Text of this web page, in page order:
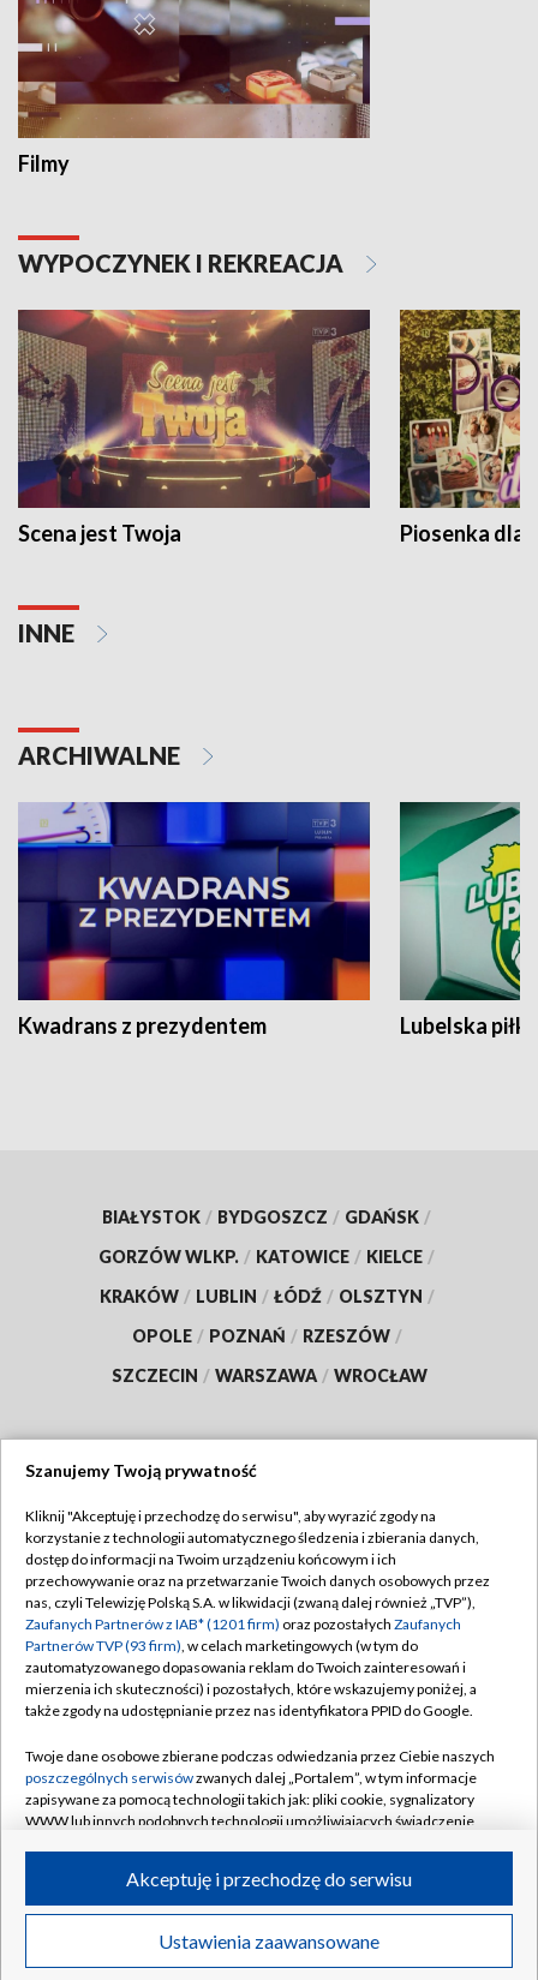
Filmy
WYPOCZYNEK I REKREACJA
Scena jest Twoja Piosenka dla
INNE
ARCHIWALNE
Kwadrans z prezydentem Lubelska piłka
BIAŁYSTOK / BYDGOSZCZ / GDAŃSK /
GORZÓW WLKP. / KATOWICE / KIELCE /
KRAKÓW / LUBLIN / ŁÓDŹ / OLSZTYN /
OPOLE / POZNAŃ / RZESZÓW /
SZCZECIN / WARSZAWA / WROCŁAW
TVP
Abonament TVP
Emisja w TVP
Centrum informacji TVP
Naziemna Telewizja Cyfrowa
Rada Programowa
System NOS
Informacje o nadawcy
Program dla prasy
Ogłoszenie przetargowe
Regulamin TVP
Polityka prywatności
Moje zgody
Pomoc
Kontakt
Kanały
©2026 Telewizja Polska S.A. w likwidacji
Szanujemy Twoją prywatność
Kliknij "Akceptuję i przechodzę do serwisu", aby wyrazić zgody na
korzystanie z technologii automatycznego śledzenia i zbierania danych,
dostęp do informacji na Twoim urządzeniu końcowym i ich
przechowywanie oraz na przetwarzanie Twoich danych osobowych przez
nas, czyli Telewizję Polską S.A. w likwidacji (zwaną dalej również „TVP”),
Zaufanych Partnerów z IAB* (1201 firm) oraz pozostałych Zaufanych
Partnerów TVP (93 firm), w celach marketingowych (w tym do
zautomatyzowanego dopasowania reklam do Twoich zainteresowań i
mierzenia ich skuteczności) i pozostałych, które wskazujemy poniżej, a
także zgody na udostępnianie przez nas identyfikatora PPID do Google.
Twoje dane osobowe zbierane podczas odwiedzania przez Ciebie naszych
poszczególnych serwisówzwanych dalej „Portalem”, w tym informacje
zapisywane za pomocą technologii takich jak: pliki cookie, sygnalizatory
WWW lub innych podobnych technologii umożliwiających świadczenie
ruchu w Internecie.
Twoje dane osobowe zbierane podczas odwiedzania przez Ciebie
poszczególnych serwisówna Portalu, takie jak adresy IP, identyfikatory
Ustawienia zaawansowane
Akceptuję i przechodzę do serwisu